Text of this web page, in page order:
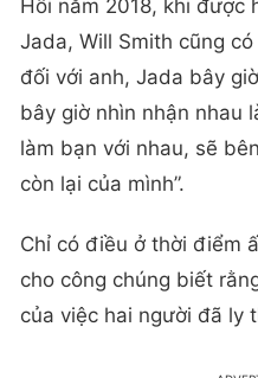
Hồi năm 2018, khi được
Jada, Will Smith cũng
đối với anh, Jada bây
bây giờ nhìn nhận nhau
làm bạn với nhau, sẽ
còn lại của mình”.
Chỉ có điều ở thời điểm
cho công chúng biết
của việc hai người đã ly